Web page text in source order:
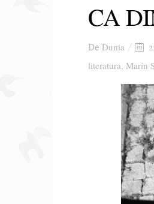
CA
De Dunia
literatura, Marin